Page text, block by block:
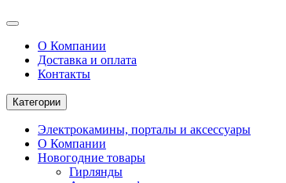
О Компании
Доставка и оплата
Контакты
Категории
Электрокамины, порталы и аксессуары
О Компании
Новогодние товары
Гирлянды